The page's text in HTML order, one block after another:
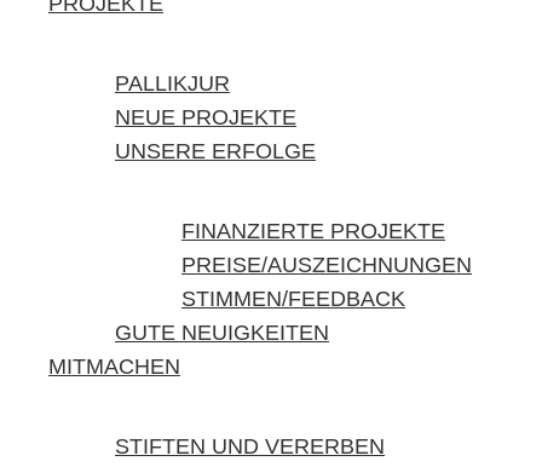
PALLIKJUR
NEUE PROJEKTE
UNSERE ERFOLGE
FINANZIERTE PROJEKTE
PREISE/AUSZEICHNUNGEN
STIMMEN/FEEDBACK
GUTE NEUIGKEITEN
MITMACHEN
STIFTEN UND VERERBEN